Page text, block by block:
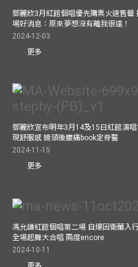
鄧麗欣3月紅館個唱優先購票火速售罄
場好消息：原來夢想沒有離我很遠！
2024-12-03
更多
鄧麗欣宣布明年3月14及15日紅館演唱
現舒服感 鏡頭後腰痛book定脊醫
2024-11-15
更多
馮允謙紅館個唱第二場 自爆因衛蘭入
全場起舞大合唱 兩度encore
2024-10-11